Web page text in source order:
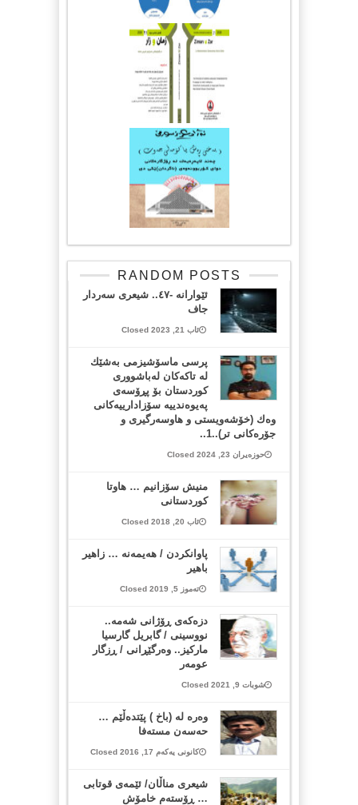
RANDOM POSTS
ئێوارانە -٤٧.. شیعری سەردار
جاف
ئاب 21, 2023 Closed
پرسی ماسۆشیزمی بەشێك
لە تاکەکان لەباشووری
کوردستان بۆ پڕۆسەی
پەیوەندییە سۆزادارییەکانی
وەك (خۆشەویستی و هاوسەرگیری و
جۆرەکانی تر)..1..
حوزەیران 23, 2024 Closed
منیش سۆزانیم … هاوتا
کوردستانی
ئاب 20, 2018 Closed
پاوانکردن / هەیمەنە … زاهیر
باهیر
تەموز 5, 2019 Closed
دزەکەی ڕۆژانی شەمە..
نووسینی / گابریل گارسیا
مارکیز.. وەرگێڕانی / ڕزگار
عومەر
شوبات 9, 2021 Closed
وه‌ره‌ له‌ (باخ ) پێتده‌ڵێم …
حه‌سه‌ن مسته‌فا
کانونی یەکەم 17, 2016 Closed
شیعری مناڵان/ ئێمەی قوتابی
… ڕۆستەم خامۆش